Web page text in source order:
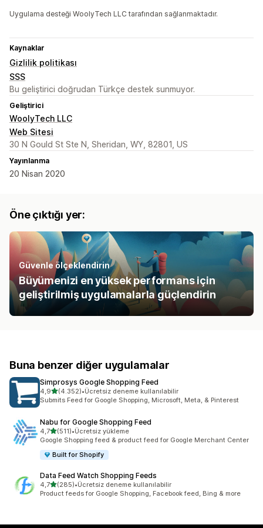
Uygulama desteği WoolyTech LLC tarafından sağlanmaktadır.
Kaynaklar
Gizlilik politikası
SSS
Bu geliştirici doğrudan Türkçe destek sunmuyor.
Geliştirici
WoolyTech LLC
Web Sitesi
30 N Gould St Ste N, Sheridan, WY, 82801, US
Yayınlanma
20 Nisan 2020
Öne çıktığı yer:
Güvenle ölçeklendirin
Büyümenizi en yüksek performans için
geliştirilmiş uygulamalarla güçlendirin
Buna benzer diğer uygulamalar
Simprosys Google Shopping Feed
4,95 yıldız üzerinden
(4.352)
toplam 4352 değerlendirme
•Ücretsiz deneme kullanılabilir
Submits Feed for Google Shopping, Microsoft, Meta, & Pinterest
Nabu for Google Shopping Feed
4,75 yıldız üzerinden
(511)
toplam 511 değerlendirme
•Ücretsiz yükleme
Google Shopping feed & product feed for Google Merchant Center
Built for Shopify
Data Feed Watch Shopping Feeds
4,75 yıldız üzerinden
(285)
toplam 285 değerlendirme
•Ücretsiz deneme kullanılabilir
Product feeds for Google Shopping, Facebook feed, Bing & more